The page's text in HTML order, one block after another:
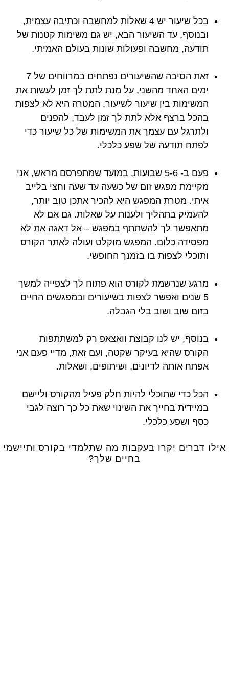
בכל שיעור יש 4 שאלות למחשבה וכתיבה עצמית,
ובנוסף, עד השיעור הבא, יש גם משימות קטנות של
תודעה, מחשבה ופעולות שונות בעולם האמיתי.
זאת הסיבה שהשיעורים נפתחים במרווחים של 7
ימים האחד מהשני, על מנת לתת לך זמן לעשות את
המשימות בין שיעור לשיעור. המטרה היא לא לצפות
בהכל ברצף אלא לתת לך זמן לעבד, להפנים
ולתרגל עם עצמך את המשימות של כל שיעור כדי
לפתח תודעה של שפע כלכלי.
פעם ב- 5-6 שבועות, במועד שמתפרסם מראש, אני
מקיימת מפגש זום של כשעה עד שעה וחצי בלייב
איתי. מטרת המפגש היא להכיר אתכן טוב יותר,
להעמיק בתהליך ולענות על שאלות. גם אם לא
מתאפשר לך להשתתף במפגש – אל דאגה את לא
מפסידה כלום. המפגש מוקלט ועולה לאתר הקורס
ותוכלי לצפות בו בזמנך החופשי.
מרגע שנרשמת לקורס הוא פתוח לך לצפייה למשך
5 שנים ואפשר לצפות בשיעורים ובמפגשים החיים
בזום שוב ושוב בלי הגבלה.
בנוסף, יש לנו קבוצת וואצאפ רק למשתתפות
הקורס שהיא בעיקר שקטה, ועם זאת, מדיי פעם אני
אפתח אותה לדיונים, ושיתופים, ושאלות.
הכל כדי שתוכלי להיות חלק פעיל מהקורס וליישם
במיידית בחייך את השינוי שאת כל כך רוצה לגבי
כסף ושפע כלכלי.
אילו דברים יקרו בעקבות מה שתלמדי בקורס ותיישמי
בחיים שלך?